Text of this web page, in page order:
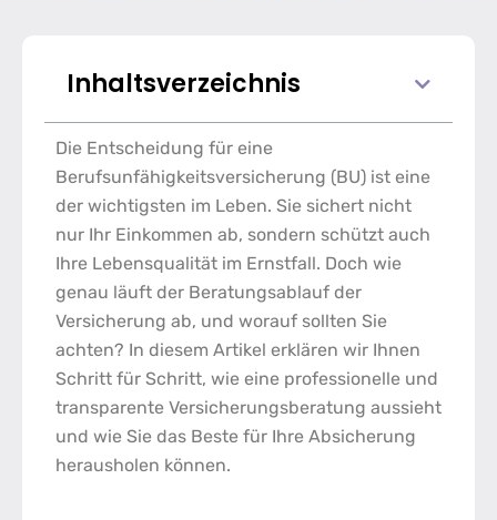
Inhaltsverzeichnis
Die Entscheidung für eine
Berufsunfähigkeitsversicherung (BU) ist eine
der wichtigsten im Leben. Sie sichert nicht
nur Ihr Einkommen ab, sondern schützt auch
Ihre Lebensqualität im Ernstfall. Doch wie
genau läuft der Beratungsablauf der
Versicherung ab, und worauf sollten Sie
achten? In diesem Artikel erklären wir Ihnen
Schritt für Schritt, wie eine professionelle und
transparente Versicherungsberatung aussieht
und wie Sie das Beste für Ihre Absicherung
herausholen können.